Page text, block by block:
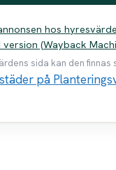
hos
(Wayback
sida kan den finnas
på